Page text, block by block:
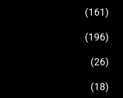
(161)
(196)
(26)
(18)